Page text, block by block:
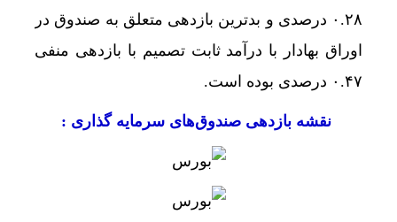
تکذیب ادعای نماینده مجلس درباره نحوه ردزنی
هوش مصنوعی، بستر وقوع 55درصد جرایم سایبری آفریقاست
قیمت طلا، دلار و سکه امروز پنجشنبه 15مرداد/ افزایش قیمت ها + جدول
یزد، امسال میزبان دومین همایش بین‌المللی
بهره گیری حداکثری از ظرفیت موافقت‌نامه تجارت
پرواز موفقیت‌آمیز هواپیمای مسافربری چین در
۰.۲۸ درصدی و بدترین بازدهی متعلق به صندوق در
اوراق بهادار با درآمد ثابت تصمیم با بازدهی منفی
۰.۴۷ درصدی بوده است.
نقشه بازدهی صندوق‌های سرمایه گذاری :